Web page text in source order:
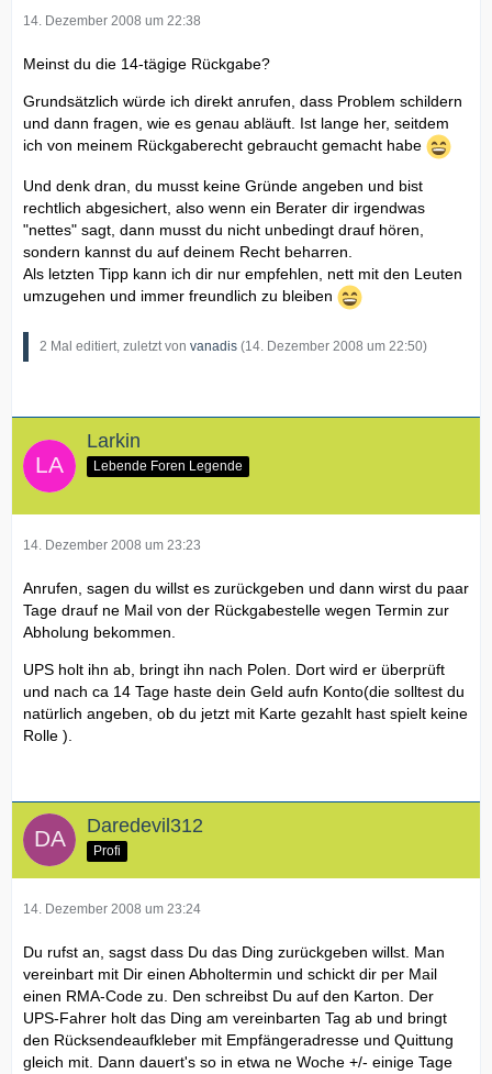
14. Dezember 2008 um 22:38
Meinst du die 14-tägige Rückgabe?
Grundsätzlich würde ich direkt anrufen, dass Problem schildern
und dann fragen, wie es genau abläuft. Ist lange her, seitdem
ich von meinem Rückgaberecht gebraucht gemacht habe
Und denk dran, du musst keine Gründe angeben und bist
rechtlich abgesichert, also wenn ein Berater dir irgendwas
"nettes" sagt, dann musst du nicht unbedingt drauf hören,
sondern kannst du auf deinem Recht beharren.
Als letzten Tipp kann ich dir nur empfehlen, nett mit den Leuten
umzugehen und immer freundlich zu bleiben
2 Mal editiert, zuletzt von vanadis (14. Dezember 2008 um 22:50)
Larkin
Lebende Foren Legende
14. Dezember 2008 um 23:23
Anrufen, sagen du willst es zurückgeben und dann wirst du paar
Tage drauf ne Mail von der Rückgabestelle wegen Termin zur
Abholung bekommen.
UPS holt ihn ab, bringt ihn nach Polen. Dort wird er überprüft
und nach ca 14 Tage haste dein Geld aufn Konto(die solltest du
natürlich angeben, ob du jetzt mit Karte gezahlt hast spielt keine
Rolle ).
Daredevil312
Profi
14. Dezember 2008 um 23:24
Du rufst an, sagst dass Du das Ding zurückgeben willst. Man
vereinbart mit Dir einen Abholtermin und schickt dir per Mail
einen RMA-Code zu. Den schreibst Du auf den Karton. Der
UPS-Fahrer holt das Ding am vereinbarten Tag ab und bringt
den Rücksendeaufkleber mit Empfängeradresse und Quittung
gleich mit. Dann dauert's so in etwa ne Woche +/- einige Tage